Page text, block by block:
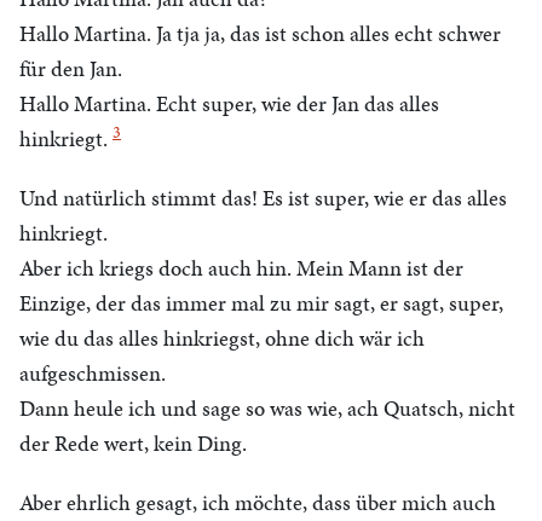
Hallo Martina. Ja tja ja, das ist schon alles echt schwer
für den Jan.
Hallo Martina. Echt super, wie der Jan das alles
hinkriegt. 3
Und natürlich stimmt das! Es ist super, wie er das alles
hinkriegt.
Aber ich kriegs doch auch hin. Mein Mann ist der
Einzige, der das immer mal zu mir sagt, er sagt, super,
wie du das alles hinkriegst, ohne dich wär ich
aufgeschmissen.
Dann heule ich und sage so was wie, ach Quatsch, nicht
der Rede wert, kein Ding.
Aber ehrlich gesagt, ich möchte, dass über mich auch